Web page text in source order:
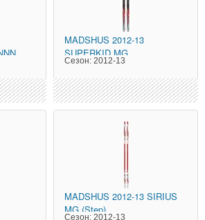
MADSHUS 2012-13
SUPERKID MG
Сезон: 2012-13
MADSHUS 2012-13 SIRIUS
MG (Step)
Сезон: 2012-13